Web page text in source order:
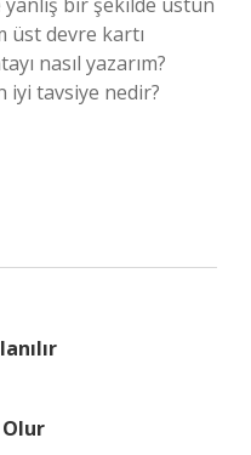
üst devre kartı
nasıl yazarım?
iyi tavsiye nedir?